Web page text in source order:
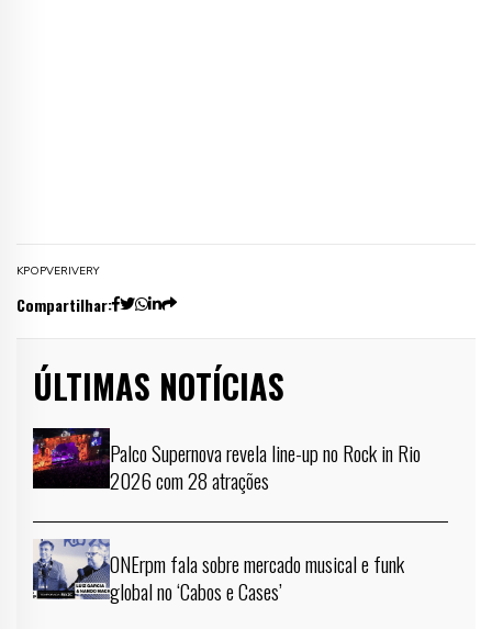
KPOPVERIVERY
Compartilhar:
ÚLTIMAS NOTÍCIAS
Palco Supernova revela line-up no Rock in Rio
2026 com 28 atrações
ONErpm fala sobre mercado musical e funk
global no ‘Cabos e Cases’